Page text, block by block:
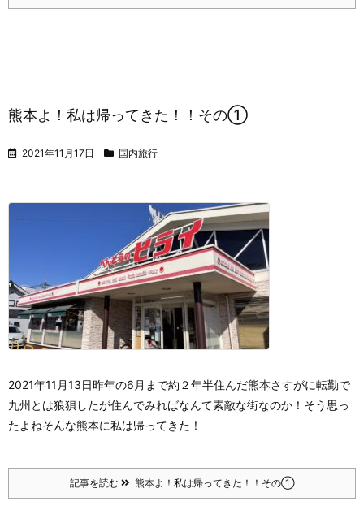
熊本よ！私は帰ってきた！！その①
2021年11月17日 国内旅行
2021年11月13日昨年の6月まで約２年半住んだ熊本さすがに転勤で
九州とは狼狽したが住んでみればなんて素敵な街なのか！ そう思っ
たよねそんな熊本に私は帰ってきた！
記事を読む 熊本よ！私は帰ってきた！！その①